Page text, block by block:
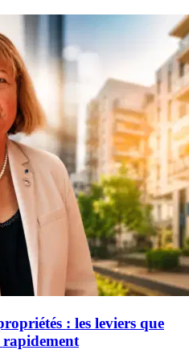
: les leviers que